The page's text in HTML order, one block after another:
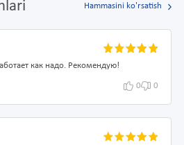
Hammasini ko'rsatish
как надо. Рекомендую!
0 0